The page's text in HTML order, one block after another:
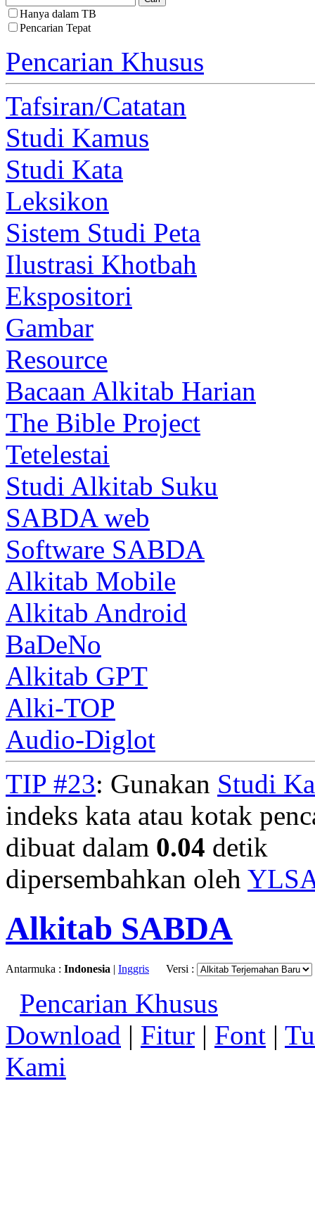
Hanya dalam TB
Pencarian Tepat
Pencarian Khusus
Tafsiran/Catatan
Studi Kamus
Studi Kata
Leksikon
Sistem Studi Peta
Ilustrasi Khotbah
Ekspositori
Gambar
Resource
Bacaan Alkitab Harian
The Bible Project
Tetelestai
Studi Alkitab Suku
SABDA web
Software SABDA
Alkitab Mobile
Alkitab Android
BaDeNo
Alkitab GPT
Alki-TOP
Audio-Diglot
TIP #23: Gunakan Studi
indeks kata atau kotak
dibuat dalam 0.04 detik
dipersembahkan oleh
Alkitab SABDA
Antarmuka : Indonesia | Inggris Versi :
Pencarian Khusus
Download | Fitur | Font |
Kami